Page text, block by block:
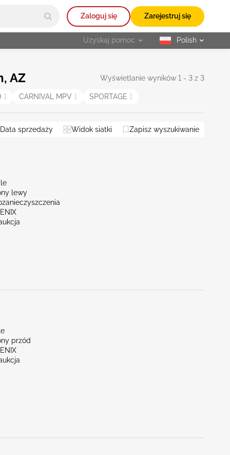
Zaloguj się Zarejestruj się
Uzyskaj pomoc selected
Polish
AZ Wyświetlanie wyników 1 - 3 z 3
1 CARNIVAL MPV 1 SPORTAGE 1
Data sprzedaży Widok siatki Zapisz wyszukiwanie
lewy
przód